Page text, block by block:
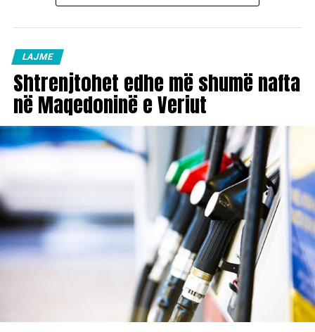
LAJME
Shtrenjtohet edhe më shumë nafta
në Maqedoninë e Veriut